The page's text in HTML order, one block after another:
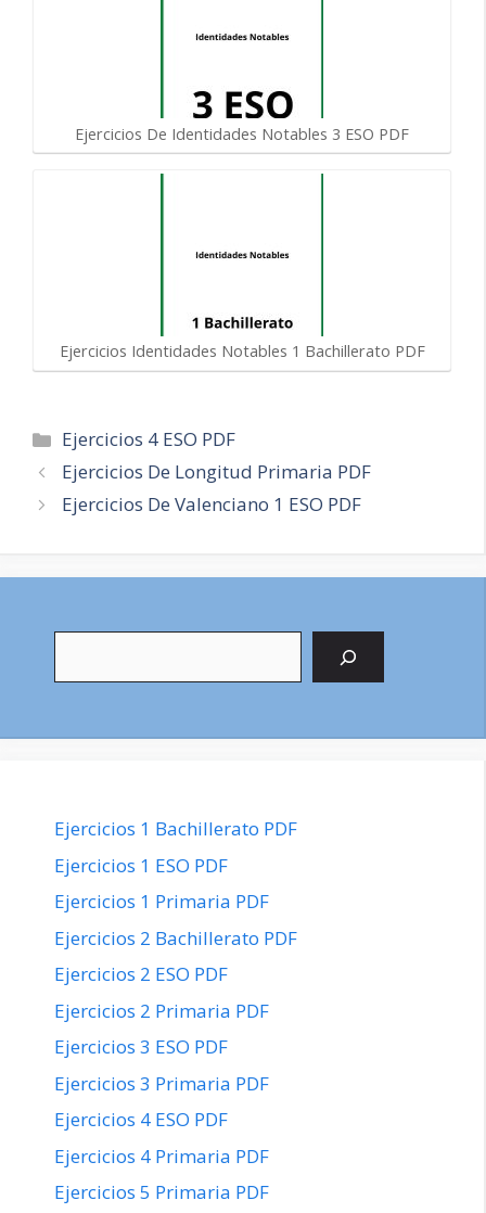
Ejercicios De Identidades Notables 3 ESO PDF
Ejercicios Identidades Notables 1 Bachillerato PDF
Categorías
Ejercicios 4 ESO PDF
Navegación
de
entradas
Ejercicios De Longitud Primaria PDF
Ejercicios De Valenciano 1 ESO PDF
Ejercicios 1 Bachillerato PDF
Ejercicios 1 ESO PDF
Ejercicios 1 Primaria PDF
Ejercicios 2 Bachillerato PDF
Ejercicios 2 ESO PDF
Ejercicios 2 Primaria PDF
Ejercicios 3 ESO PDF
Ejercicios 3 Primaria PDF
Ejercicios 4 ESO PDF
Ejercicios 4 Primaria PDF
Ejercicios 5 Primaria PDF